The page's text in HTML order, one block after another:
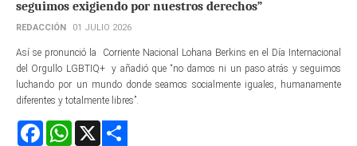
seguimos exigiendo por nuestros derechos”
REDACCIÓN 01 JULIO 2026
Así se pronunció la Corriente Nacional Lohana Berkins en el Día Internacional
del Orgullo LGBTIQ+ y añadió que “no damos ni un paso atrás y seguimos
luchando por un mundo donde seamos socialmente iguales, humanamente
diferentes y totalmente libres”.
FacebookWhatsApp